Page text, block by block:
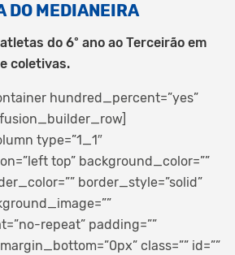
DO MEDIANEIRA
do 6º ano ao Terceirão em
coletivas.
hundred_percent=”yes”
type=”1_1″
top” background_color=””
border_style=”solid”
repeat” padding=””
class=”” id=””